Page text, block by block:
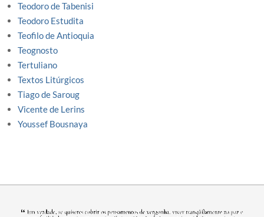
Teodoro de Tabenisi
Teodoro Estudita
Teofilo de Antioquia
Teognosto
Tertuliano
Textos Litúrgicos
Tiago de Saroug
Vicente de Lerins
Youssef Bousnaya